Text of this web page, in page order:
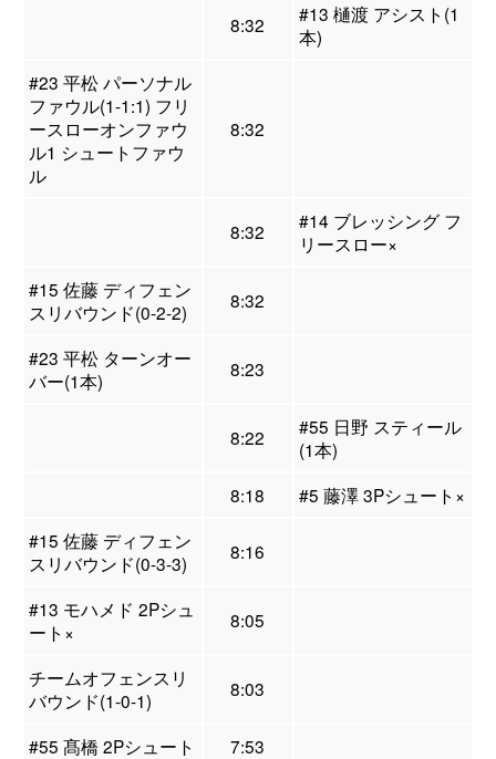
8:32
#13 樋渡 アシスト(1
本)
#23 平松 パーソナル
ファウル(1-1:1) フリ
ースローオンファウ
ル1 シュートファウ
ル
8:32
8:32
#14 ブレッシング フ
リースロー×
#15 佐藤 ディフェン
スリバウンド(0-2-2)
8:32
#23 平松 ターンオー
バー(1本)
8:23
8:22
#55 日野 スティール
(1本)
8:18
#5 藤澤 3Pシュート×
#15 佐藤 ディフェン
スリバウンド(0-3-3)
8:16
#13 モハメド 2Pシュ
ート×
8:05
チームオフェンスリ
バウンド(1-0-1)
8:03
#55 髙橋 2Pシュート
7:53